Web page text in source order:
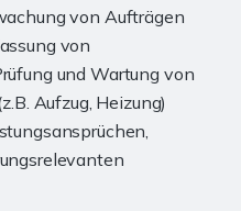
von Aufträgen
von
und Wartung von
Aufzug, Heizung)